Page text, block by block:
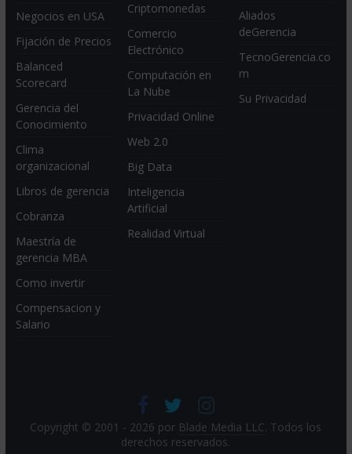
Negocios en USA
Fijación de Precios
Balanced
Scorecard
Gerencia del
Conocimiento
Clima
organizacional
Libros de gerencia
Cobranza
Maestría de
gerencia MBA
Como invertir
Compensacion y
Salario
Criptomonedas
Comercio
Electrónico
Computación en
La Nube
Privacidad Online
Web 2.0
Big Data
Inteligencia
Artificial
Realidad Virtual
Aliados
deGerencia
TecnoGerencia.co
m
Su Privacidad
Copyright © 2001 - 2026 por Blade Media LLC. Todos los
derechos reservados.